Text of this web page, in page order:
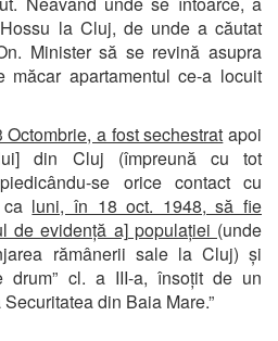
la Cluj, de unde a căutat
Minister să se revină asupra
măcar apartamentul ce-a locuit
Octombrie, a fost sechestrat apoi
din Cluj (împreună cu tot
se orice contact cu
luni, în 18 oct. 1948, să fie
de evidență a] populației (unde
rămânerii sale la Cluj) și
drum” cl. a III-a, însoțit de un
din Baia Mare.”